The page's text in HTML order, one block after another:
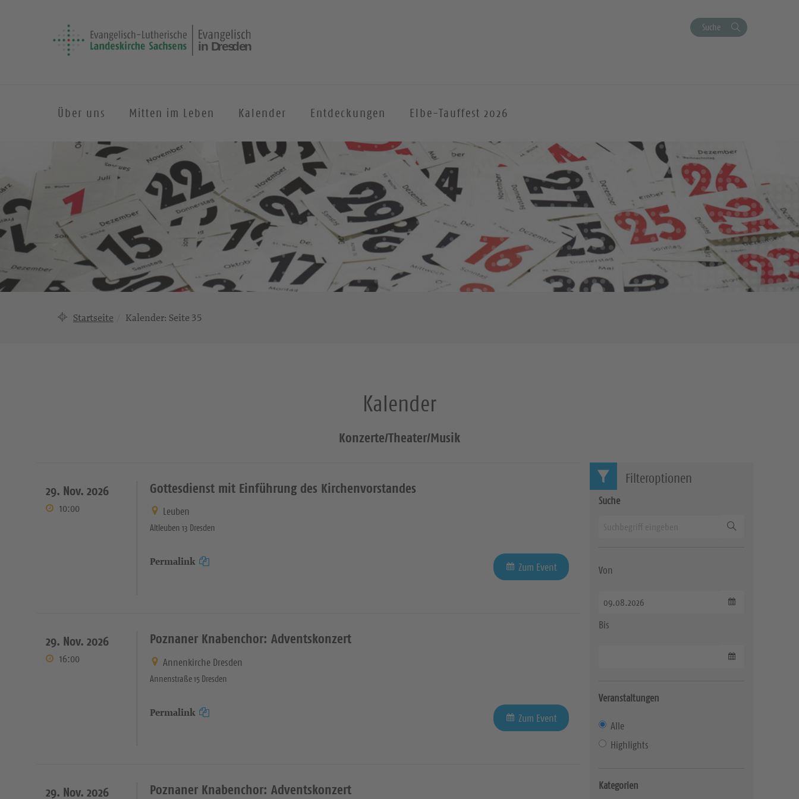
Suche
Über uns Mitten im Leben Kalender Entdeckungen Elbe-Tauffest 2026
Startseite Kalender: Seite 35
Kalender
Konzerte/Theater/Musik
29. Nov. 2026
10:00
Gottesdienst mit Einführung des Kirchenvorstandes
Leuben
Altleuben 13 Dresden
Permalink Zum Event
29. Nov. 2026
16:00
Poznaner Knabenchor: Adventskonzert
Annenkirche Dresden
Annenstraße 15 Dresden
Permalink Zum Event
29. Nov. 2026 Poznaner Knabenchor: Adventskonzert
Filteroptionen
Suche
Von
Bis
Veranstaltungen
Alle
Highlights
Kategorien